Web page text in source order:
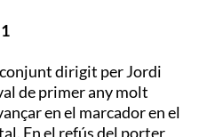
dirigit per Jordi
de primer any molt
en el marcador en el
En el refús del porter